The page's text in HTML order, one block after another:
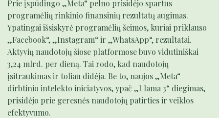
Prie įspūdingo „Meta“ pelno prisidėjo spartus
programėlių rinkinio finansinių rezultatų augimas.
Ypatingai išsiskyrė programėlių šeimos, kuriai priklauso
„Facebook“, „Instagram“ ir „WhatsApp“, rezultatai.
Aktyvių naudotojų šiose platformose buvo vidutiniškai
3,24 mlrd. per dieną. Tai rodo, kad naudotojų
įsitraukimas ir toliau didėja. Be to, naujos „Meta“
dirbtinio intelekto iniciatyvos, ypač „Llama 3“ diegimas,
prisidėjo prie geresnės naudotojų patirties ir veiklos
efektyvumo.